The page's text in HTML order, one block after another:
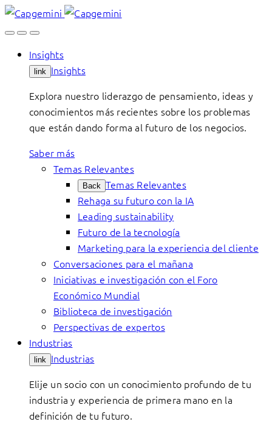
Skip
to
Insights
link Insights
Explora nuestro liderazgo de pensamiento, ideas y
conocimientos más recientes sobre los problemas
que están dando forma al futuro de los negocios.
Saber más
Temas Relevantes
Back Temas Relevantes
Rehaga su futuro con la IA
Leading sustainability
Futuro de la tecnología
Marketing para la experiencia del cliente
Conversaciones para el mañana
Iniciativas e investigación con el Foro
Económico Mundial
Biblioteca de investigación
Perspectivas de expertos
Industrias
link Industrias
Elije un socio con un conocimiento profundo de tu
industria y experiencia de primera mano en la
definición de tu futuro.